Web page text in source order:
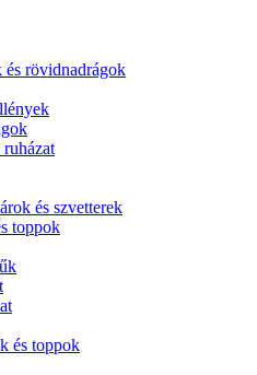
rövidnadrágok
és szvetterek
toppok
és toppok